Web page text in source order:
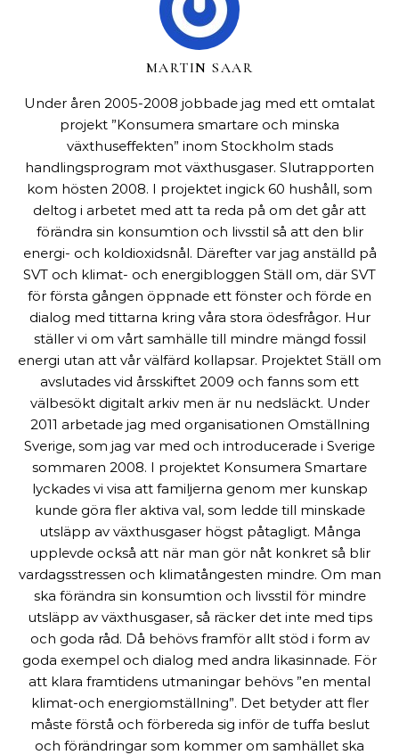
MARTIN SAAR
Under åren 2005-2008 jobbade jag med ett omtalat
projekt ”Konsumera smartare och minska
växthuseffekten” inom Stockholm stads
handlingsprogram mot växthusgaser. Slutrapporten
kom hösten 2008. I projektet ingick 60 hushåll, som
deltog i arbetet med att ta reda på om det går att
förändra sin konsumtion och livsstil så att den blir
energi- och koldioxidsnål. Därefter var jag anställd på
SVT och klimat- och energibloggen Ställ om, där SVT
för första gången öppnade ett fönster och förde en
dialog med tittarna kring våra stora ödesfrågor. Hur
ställer vi om vårt samhälle till mindre mängd fossil
energi utan att vår välfärd kollapsar. Projektet Ställ om
avslutades vid årsskiftet 2009 och fanns som ett
välbesökt digitalt arkiv men är nu nedsläckt. Under
2011 arbetade jag med organisationen Omställning
Sverige, som jag var med och introducerade i Sverige
sommaren 2008. I projektet Konsumera Smartare
lyckades vi visa att familjerna genom mer kunskap
kunde göra fler aktiva val, som ledde till minskade
utsläpp av växthusgaser högst påtagligt. Många
upplevde också att när man gör nåt konkret så blir
vardagsstressen och klimatångesten mindre. Om man
ska förändra sin konsumtion och livsstil för mindre
utsläpp av växthusgaser, så räcker det inte med tips
och goda råd. Då behövs framför allt stöd i form av
goda exempel och dialog med andra likasinnade. För
att klara framtidens utmaningar behövs ”en mental
klimat-och energiomställning”. Det betyder att fler
måste förstå och förbereda sig inför de tuffa beslut
och förändringar som kommer om samhället ska